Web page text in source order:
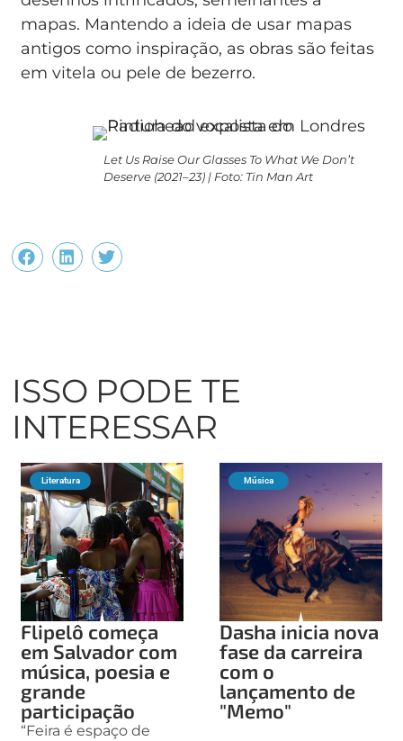
mapas. Mantendo a ideia de usar mapas
antigos como inspiração, as obras são feitas
em vitela ou pele de bezerro.
Let Us Raise Our Glasses To What We Don’t
Deserve (2021–23) | Foto: Tin Man Art
ISSO PODE TE
INTERESSAR
Literatura
Flipelô começa
em Salvador com
música, poesia e
grande
participação
“Feira é espaço de
Música
Dasha inicia nova
fase da carreira
com o
lançamento de
"Memo"